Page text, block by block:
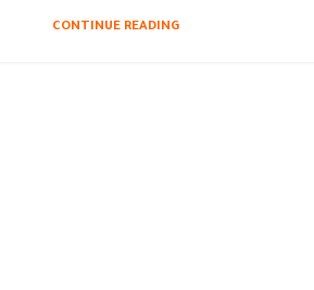
CONTINUE READING